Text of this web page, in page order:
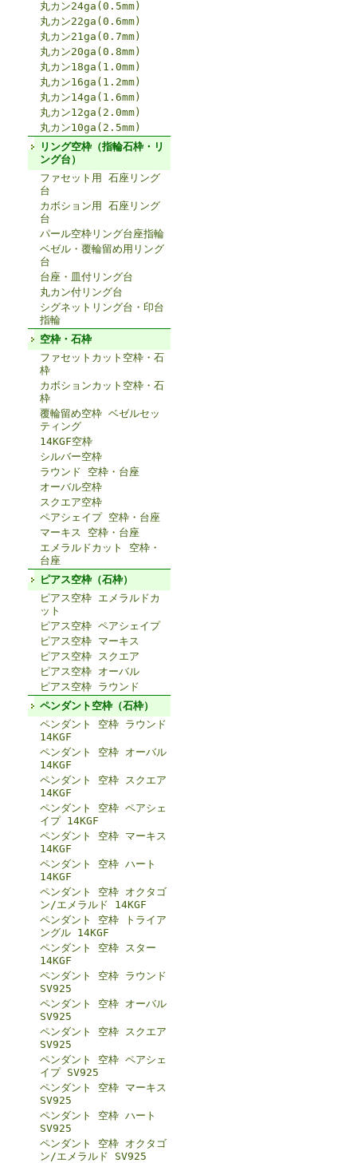
丸カン24ga(0.5mm)
丸カン22ga(0.6mm)
丸カン21ga(0.7mm)
丸カン20ga(0.8mm)
丸カン18ga(1.0mm)
丸カン16ga(1.2mm)
丸カン14ga(1.6mm)
丸カン12ga(2.0mm)
丸カン10ga(2.5mm)
リング空枠（指輪石枠・リ
ング台）
ファセット用 石座リング
台
カボション用 石座リング
台
パール空枠リング台座指輪
ベゼル・覆輪留め用リング
台
台座・皿付リング台
丸カン付リング台
シグネットリング台・印台
指輪
空枠・石枠
ファセットカット空枠・石
枠
カボションカット空枠・石
枠
覆輪留め空枠 ベゼルセッ
ティング
14KGF空枠
シルバー空枠
ラウンド 空枠・台座
オーバル空枠
スクエア空枠
ペアシェイプ 空枠・台座
マーキス 空枠・台座
エメラルドカット 空枠・
台座
ピアス空枠（石枠）
ピアス空枠 エメラルドカ
ット
ピアス空枠 ペアシェイプ
ピアス空枠 マーキス
ピアス空枠 スクエア
ピアス空枠 オーバル
ピアス空枠 ラウンド
ペンダント空枠（石枠）
ペンダント 空枠 ラウンド
14KGF
ペンダント 空枠 オーバル
14KGF
ペンダント 空枠 スクエア
14KGF
ペンダント 空枠 ペアシェ
イプ 14KGF
ペンダント 空枠 マーキス
14KGF
ペンダント 空枠 ハート
14KGF
ペンダント 空枠 オクタゴ
ン/エメラルド 14KGF
ペンダント 空枠 トライア
ングル 14KGF
ペンダント 空枠 スター
14KGF
ペンダント 空枠 ラウンド
SV925
ペンダント 空枠 オーバル
SV925
ペンダント 空枠 スクエア
SV925
ペンダント 空枠 ペアシェ
イプ SV925
ペンダント 空枠 マーキス
SV925
ペンダント 空枠 ハート
SV925
ペンダント 空枠 オクタゴ
ン/エメラルド SV925